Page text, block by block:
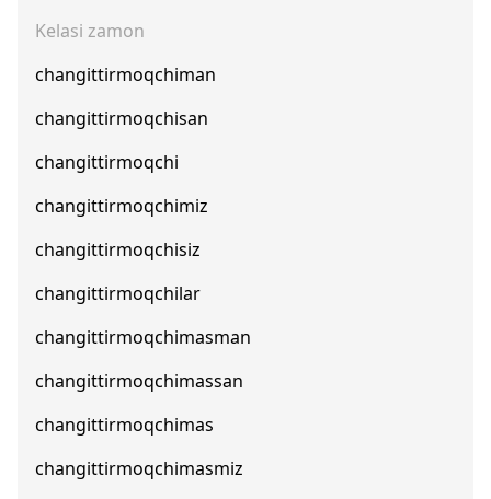
Kelasi zamon
changittirmoqchiman
changittirmoqchisan
changittirmoqchi
changittirmoqchimiz
changittirmoqchisiz
changittirmoqchilar
changittirmoqchimasman
changittirmoqchimassan
changittirmoqchimas
changittirmoqchimasmiz